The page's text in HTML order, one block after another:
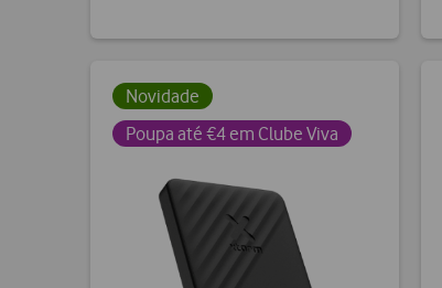
Novidade
Poupa até €4 em Clube Viva